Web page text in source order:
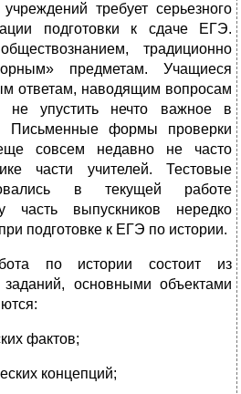
требует серьезного
подготовки к сдаче ЕГЭ.
традиционно
предметам. Учащиеся
ответам, наводящим вопросам
не упустить нечто важное в
Письменные формы проверки
совсем недавно не часто
части учителей. Тестовые
в текущей работе
часть выпускников нередко
подготовке к ЕГЭ по истории.
по истории состоит из
заданий, основными объектами
фактов;
концепций;